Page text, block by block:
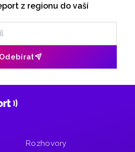
z regionu do vaší
Odebírat
Rozhovory